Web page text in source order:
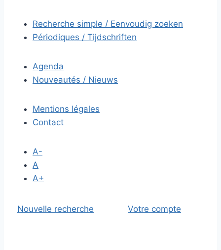
Recherche simple / Eenvoudig zoeken
Périodiques / Tijdschriften
Agenda
Nouveautés / Nieuws
Mentions légales
Contact
A-
A
A+
Nouvelle recherche Votre compte